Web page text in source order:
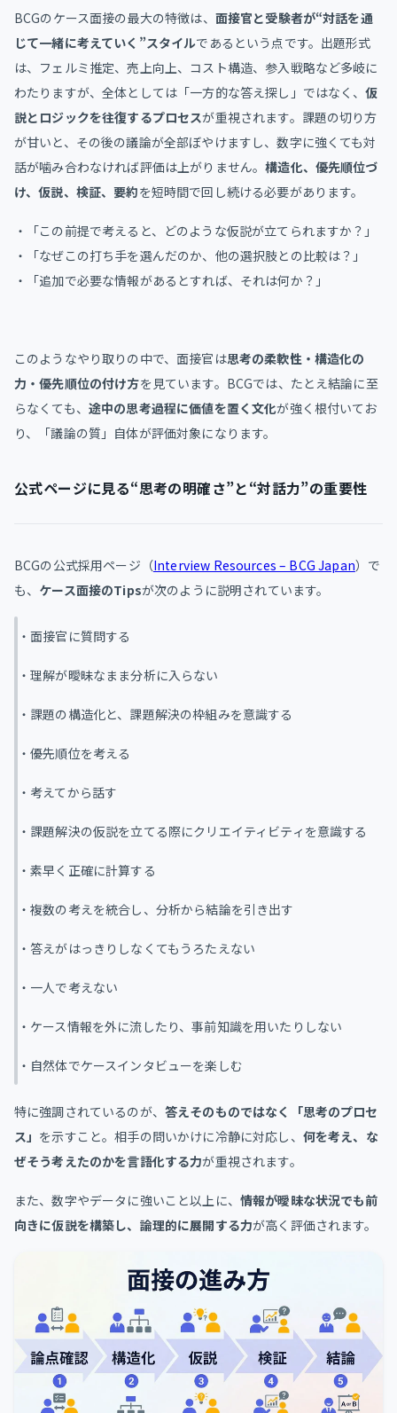
BCGのケース面接の最大の特徴は、 面接官と受験者が“対話を通
じて一緒に考えていく”スタイルであるという点です。出題形式
は、フェルミ推定、売上向上、コスト構造、参入戦略など多岐に
わたりますが、全体としては「一方的な答え探し」ではなく、仮
説とロジックを往復するプロセスが重視されます。課題の切り方
が甘いと、その後の議論が全部ぼやけますし、数字に強くても対
話が噛み合わなければ評価は上がりません。構造化、優先順位づ
け、仮説、検証、要約を短時間で回し続ける必要があります。
・「この前提で考えると、どのような仮説が立てられますか？」
・「なぜこの打ち手を選んだのか、他の選択肢との比較は？」
・「追加で必要な情報があるとすれば、それは何か？」
このようなやり取りの中で、面接官は思考の柔軟性・構造化の
力・優先順位の付け方を見ています。BCGでは、たとえ結論に至
らなくても、 途中の思考過程に価値を置く文化が強く根付いてお
り、「議論の質」自体が評価対象になります。
公式ページに見る“思考の明確さ”と“対話力”の重要性
BCGの公式採用ページ（Interview Resources – BCG Japan）で
も、 ケース面接のTipsが次のように説明されています。
・面接官に質問する
・理解が曖昧なまま分析に入らない
・課題の構造化と、課題解決の枠組みを意識する
・優先順位を考える
・考えてから話す
・課題解決の仮説を立てる際にクリエイティビティを意識する
・素早く正確に計算する
・複数の考えを統合し、分析から結論を引き出す
・答えがはっきりしなくてもうろたえない
・一人で考えない
・ケース情報を外に流したり、事前知識を用いたりしない
・自然体でケースインタビューを楽しむ
特に強調されているのが、 答えそのものではなく「思考のプロセ
ス」 を示すこと。相手の問いかけに冷静に対応し、 何を考え、な
ぜそう考えたのかを言語化する力が重視されます。
また、数字やデータに強いこと以上に、 情報が曖昧な状況でも前
向きに仮説を構築し、論理的に展開する力が高く評価されます。